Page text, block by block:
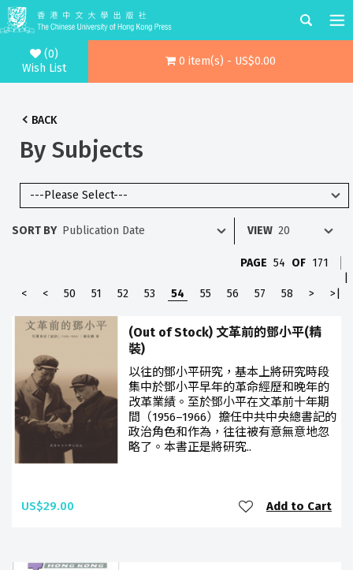
(0)
Wish List
0 item(s) - US$0.00
BACK
By Subjects
SORT BY VIEW
PAGE 54 OF 171
<
< 50 51 52 53 54 55 56 57 58 > >|
(Out of Stock) 文革前的鄧小平(精
裝)
以往的鄧小平研究，基本上將研究時段
集中於鄧小平早年的革命經歷和晚年的
改革業績。至於鄧小平在文革前十年期
間（1956–1966）擔任中共中央總書記的
政治角色和作為，往往被有意無意地忽
略了。本書正是將研究..
US$29.00 Add to Cart